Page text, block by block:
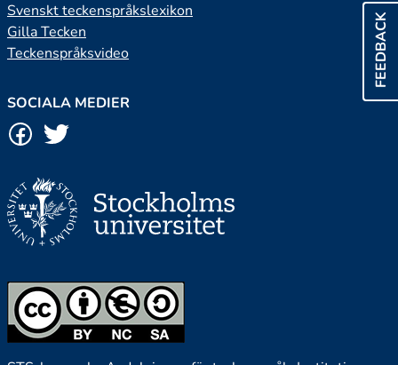
FEEDBACK
Svenskt teckenspråkslexikon
Gilla Tecken
Teckenspråksvideo
SOCIALA MEDIER